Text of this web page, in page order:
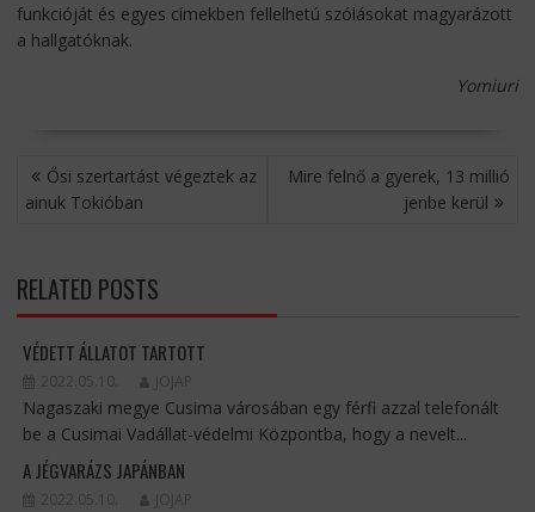
funkcióját és egyes címekben fellelhetú szólásokat magyarázott
a hallgatóknak.
Yomiuri
BEJEGYZÉS
NAVIGÁCIÓ
Ősi szertartást végeztek az
ainuk Tokióban
Mire felnő a gyerek, 13 millió
jenbe kerül
RELATED POSTS
VÉDETT ÁLLATOT TARTOTT
2022.05.10. JOJAP
Nagaszaki megye Cusima városában egy férfi azzal telefonált
be a Cusimai Vadállat-védelmi Központba, hogy a nevelt...
A JÉGVARÁZS JAPÁNBAN
2022.05.10. JOJAP